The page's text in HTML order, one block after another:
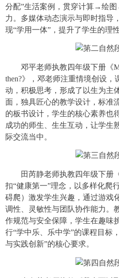
分配”生活案例，贯穿计算→绘
力。多媒体动态演示与即时指导
现“学用一体”，提升了学生的理
邓平老师执教四年级下册《
then?》，邓老师注重情境创设
动，积极思考，形成了以生为主
面，独具匠心的教学设计，标准
的板书设计，学生的核心素养也
成功的师生、生生互动，让学生
际交流当中。
田芮静老师执教四年级下册
扣“健康第一”理念，以多样化爬
碍爬）激发学生兴趣，通过游戏
调性、灵敏性与团队协作能力。
作规范与安全保障，学生在趣味
行“学中乐、乐中学”的课程目标
与实践创新”的核心要求。